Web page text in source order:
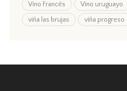
Vino Francés
Vino uruguayo
viña las brujas
viña progreso